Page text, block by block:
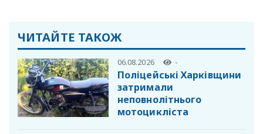
ЧИТАЙТЕ ТАКОЖ
06.08.2026 -
Поліцейські Харківщини
затримали
неповнолітнього
мотоцикліста